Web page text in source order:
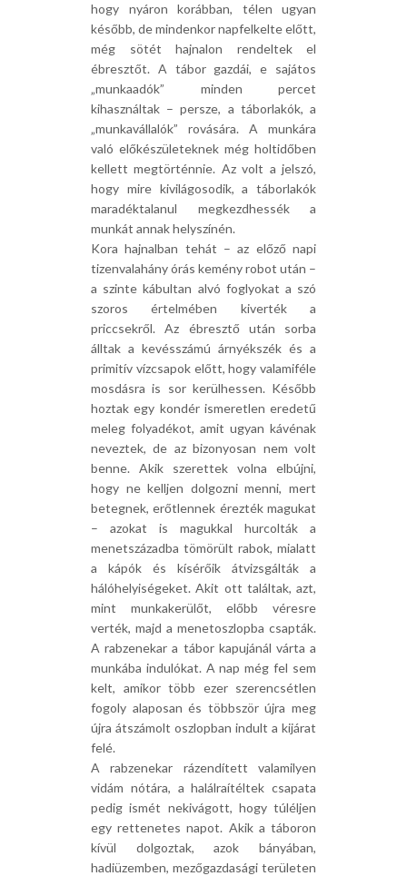
hogy nyáron korábban, télen ugyan
később, de mindenkor napfelkelte előtt,
még sötét hajnalon rendeltek el
ébresztőt. A tábor gazdái, e sajátos
„munkaadók” minden percet
kihasználtak – persze, a táborlakók, a
„munkavállalók” rovására. A munkára
való előkészületeknek még holtidőben
kellett megtörténnie. Az volt a jelszó,
hogy mire kivilágosodik, a táborlakók
maradéktalanul megkezdhessék a
munkát annak helyszínén.
Kora hajnalban tehát – az előző napi
tizenvalahány órás kemény robot után –
a szinte kábultan alvó foglyokat a szó
szoros értelmében kiverték a
priccsekről. Az ébresztő után sorba
álltak a kevésszámú árnyékszék és a
primitív vízcsapok előtt, hogy valamiféle
mosdásra is sor kerülhessen. Később
hoztak egy kondér ismeretlen eredetű
meleg folyadékot, amit ugyan kávénak
neveztek, de az bizonyosan nem volt
benne. Akik szerettek volna elbújni,
hogy ne kelljen dolgozni menni, mert
betegnek, erőtlennek érezték magukat
– azokat is magukkal hurcolták a
menetszázadba tömörült rabok, mialatt
a kápók és kísérőik átvizsgálták a
hálóhelyiségeket. Akit ott találtak, azt,
mint munkakerülőt, előbb véresre
verték, majd a menetoszlopba csapták.
A rabzenekar a tábor kapujánál várta a
munkába indulókat. A nap még fel sem
kelt, amikor több ezer szerencsétlen
fogoly alaposan és többször újra meg
újra átszámolt oszlopban indult a kijárat
felé.
A rabzenekar rázendített valamilyen
vidám nótára, a halálraítéltek csapata
pedig ismét nekivágott, hogy túléljen
egy rettenetes napot. Akik a táboron
kívül dolgoztak, azok bányában,
hadiüzemben, mezőgazdasági területen